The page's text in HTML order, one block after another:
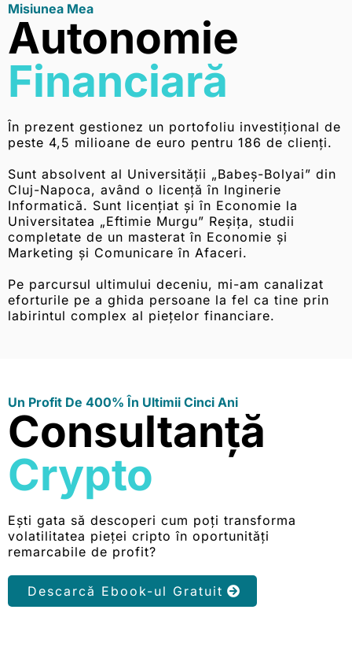
Misiunea Mea
Autonomie
Financiară
În prezent gestionez un portofoliu investițional de
peste 4,5 milioane de euro pentru 186 de clienți.
Sunt absolvent al Universității „Babeș-Bolyai” din
Cluj-Napoca, având o licență în Inginerie
Informatică. Sunt licențiat și în Economie la
Universitatea „Eftimie Murgu” Reșița, studii
completate de un masterat în Economie și
Marketing și Comunicare în Afaceri.
Pe parcursul ultimului deceniu, mi-am canalizat
eforturile pe a ghida persoane la fel ca tine prin
labirintul complex al piețelor financiare.
Un Profit De 400% În Ultimii Cinci Ani
Consultanță
Crypto
Ești gata să descoperi cum poți transforma
volatilitatea pieței cripto în oportunități
remarcabile de profit?
Descarcă Ebook-ul Gratuit